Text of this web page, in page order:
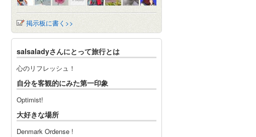
掲示板に書く>>
salsaladyさんにとって旅行とは
心のリフレッシュ！
自分を客観的にみた第一印象
Optimist!
大好きな場所
Denmark Ordense !